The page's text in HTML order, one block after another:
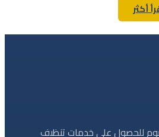
أكثر
للحصول على خدمات تنظيف